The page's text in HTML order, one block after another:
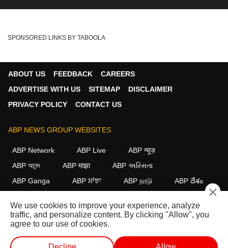
SPONSORED LINKS BY TABOOLA
ABOUT US FEEDBACK
CAREERS
ADVERTISE WITH US
SITEMAP
DISCLAIMER
PRIVACY POLICY
CONTACT US
ABP NEWS GROUP WEBSITES
ABP Network ABP Live
ABP न्यूज़
ABP আনন্দ
ABP माझा
ABP અસ્મિતા
ABP Ganga
ABP ਸਾਂਝਾ ABP நாடு ABP దేశం
FOLLOW US
This website follows the DNPA Code of Ethics.
Copyright@2026.
×
We use cookies to improve your experience, analyze
traffic, and personalize content. By clicking "Allow", you
agree to our use of cookies.